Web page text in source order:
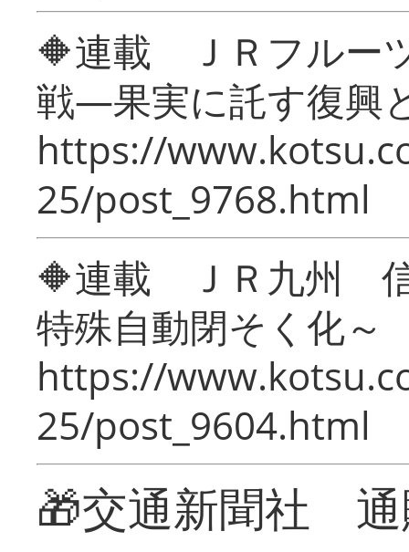
🔶連載 ＪＲフルー
戦―果実に託す復興
https://
25/post_9768.html
🔶連載 ＪＲ九州 信
特殊自動閉そく化～
https://
25/post_9604.html
🎁交通新聞社